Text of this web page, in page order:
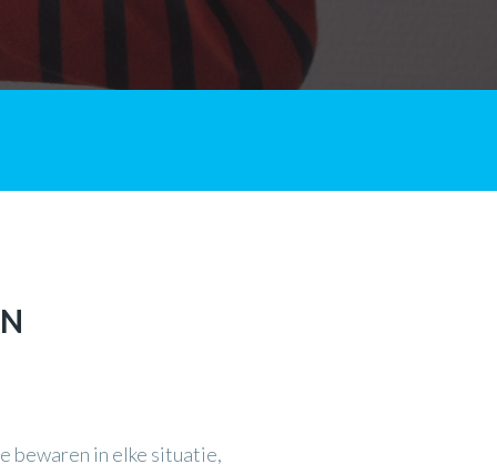
bewaren in elke situatie,